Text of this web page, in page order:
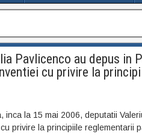
Pavlicenco au depus in
cu privire la
la 15 mai 2006, deputatii
privire la principiile reglementarii